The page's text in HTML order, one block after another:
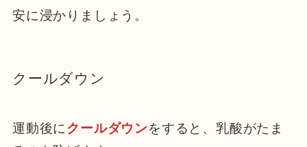
安に浸かりましょう。
クールダウン
運動後にクールダウンをすると、乳酸がたま